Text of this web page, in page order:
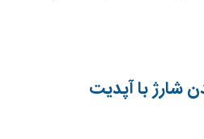
شارژ با آپدیت